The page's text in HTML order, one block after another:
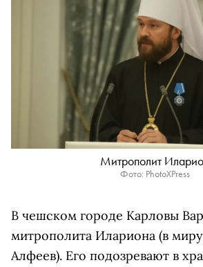
Митрополит
Фото: PhotoXPress
В чешском городе Карловы
митрополита Илариона (в
Алфеев). Его подозревают в